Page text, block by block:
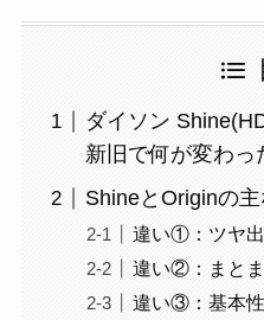
ダイソン
新旧で何が変わっ
ShineとOriginの
違い①：ツヤ
違い②：まとま
違い③：基本